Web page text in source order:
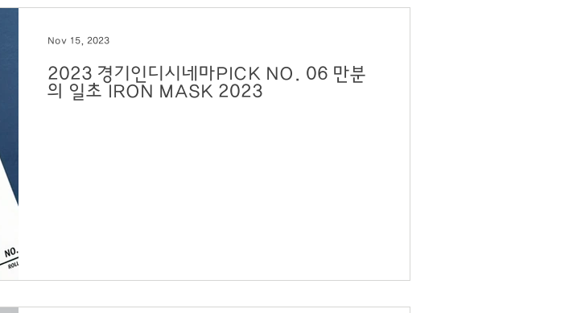
2023 경기인디시네마PICK NO. 06 만분
의 일초 IRON MASK 2023
Nov 15, 2023